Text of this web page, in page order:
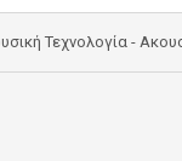
Τεχνολογία -